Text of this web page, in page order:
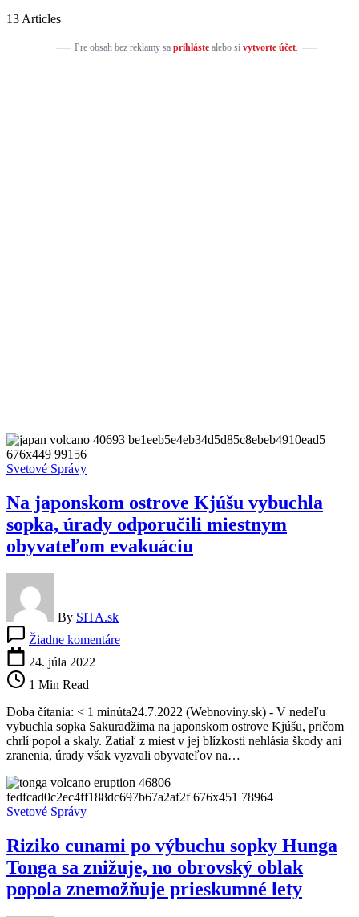
13 Articles
Pre obsah bez reklamy sa prihlástealebo si vytvorte účet.
Svetové Správy
Na japonskom ostrove Kjúšu vybuchla
sopka, úrady odporučili miestnym
obyvateľom evakuáciu
By SITA.sk
Žiadne komentáreNa
sopka,
úrady
odporučili
miestnym
obyvateľom
evakuáciu
24. júla 2022
1 Min Read
Doba čítania: < 1 minúta24.7.2022 (Webnoviny.sk) - V nedeľu
vybuchla sopka Sakuradžima na japonskom ostrove Kjúšu, pričom
chrlí popol a skaly. Zatiaľ z miest v jej blízkosti nehlásia škody ani
zranenia, úrady však vyzvali obyvateľov na…
Svetové Správy
Riziko cunami po výbuchu sopky Hunga
Tonga sa znižuje, no obrovský oblak
popola znemožňuje prieskumné lety